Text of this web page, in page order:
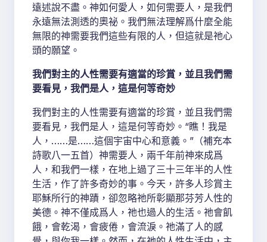
遠述說不盡。神如何愛人，如何需要人，是我們
永遠無法測透的奧祕。我們無法理解爲什麼全能
無限的神需要我們這些有限的人，但這就是祂心
頭的願望。
我們對主的人性需要有適當的珍賞，並且我們需
要看見，我們是人，這是何等奇妙
我們對主的人性需要有適當的珍賞，並且我們需
要看見，我們是人，這是何等奇妙。“瞧！我是
人，……是……這個宇宙中心和意義。”（補充本
詩歌八一五首）神需要人，兩千年前神來成爲
人，和我們一樣，在地上過了三十三年半的人性
生活，作了許多奇妙的事。今天，許多人珍賞主
耶穌所行的神蹟，卻忽略祂所彰顯那芬芳人性的
美德。神不僅成爲人，祂也過人的生活。祂會飢
餓，會乾渴，會疲倦，會流淚。祂滿了人的感